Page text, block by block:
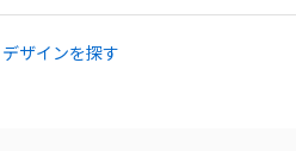
デザインを探す